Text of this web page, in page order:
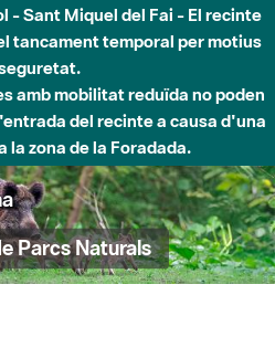
- Sant Miquel del Fai - El recinte
tancament temporal per motius
amb mobilitat reduïda no poden
del recinte a causa d'una
la zona de la Foradada.
Parcs Naturals